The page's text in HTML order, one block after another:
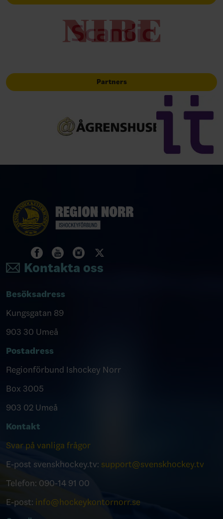
Partners
Kontakta oss
Besöksadress
Kungsgatan 89
903 30 Umeå
Postadress
Regionförbund Ishockey Norr
Box 3005
903 02 Umeå
Kontakt
Svar på vanliga frågor
E-post svenskhockey.tv: support@svenskhockey.tv
Telefon: 090-14 91 00
E-post: info@hockeykontornorr.se